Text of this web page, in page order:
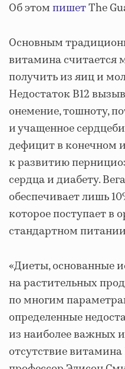
Об этомпишетThe
Основным
витамина считается
получить из яиц и
Недостаток B12
онемение, тошноту,
и учащенное
дефицит в конечном
к развитию
сердца и диабету.
обеспечивает лишь
которое поступает в
стандартном
«Диеты, основанные
на растительных
по многим
определенные
из наиболее важных
отсутствие витамина